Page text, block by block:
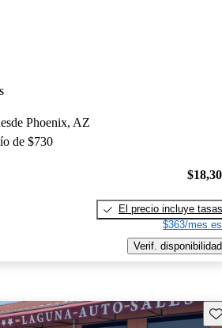
Phoenix, AZ
de $730
El precio incluye tasas
$363/mes
Verif. disponibilidad